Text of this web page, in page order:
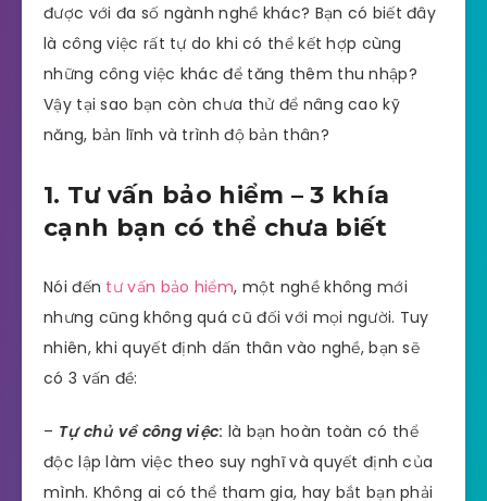
được với đa số ngành nghề khác? Bạn có biết đây
là công việc rất tự do khi có thể kết hợp cùng
những công việc khác để tăng thêm thu nhập?
Vậy tại sao bạn còn chưa thử để nâng cao kỹ
năng, bản lĩnh và trình độ bản thân?
1. Tư vấn bảo hiểm – 3 khía
cạnh bạn có thể chưa biết
Nói đến tư vấn bảo hiểm, một nghề không mới
nhưng cũng không quá cũ đối với mọi người. Tuy
nhiên, khi quyết định dấn thân vào nghề, bạn sẽ
có 3 vấn đề:
– Tự chủ về công việc: là bạn hoàn toàn có thể
độc lập làm việc theo suy nghĩ và quyết định của
mình. Không ai có thể tham gia, hay bắt bạn phải